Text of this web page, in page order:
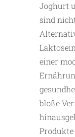
Joghurt
sind
einer
bloße